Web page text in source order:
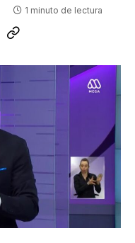
1 minuto de lectura